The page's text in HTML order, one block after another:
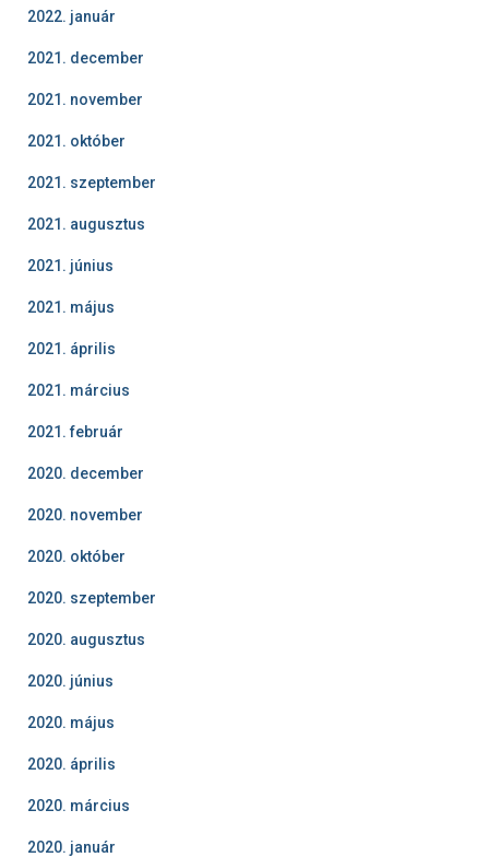
2022. január
2021. december
2021. november
2021. október
2021. szeptember
2021. augusztus
2021. június
2021. május
2021. április
2021. március
2021. február
2020. december
2020. november
2020. október
2020. szeptember
2020. augusztus
2020. június
2020. május
2020. április
2020. március
2020. január